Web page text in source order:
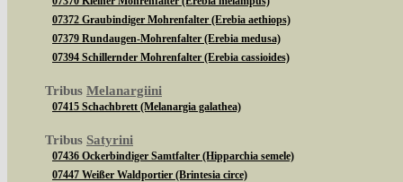
07372 Graubindiger Mohrenfalter (Erebia aethiops)
07379 Rundaugen-Mohrenfalter (Erebia medusa)
07394 Schillernder Mohrenfalter (Erebia cassioides)
Tribus Melanargiini
07415 Schachbrett (Melanargia galathea)
Tribus Satyrini
07436 Ockerbindiger Samtfalter (Hipparchia semele)
07447 Weißer Waldportier (Brintesia circe)